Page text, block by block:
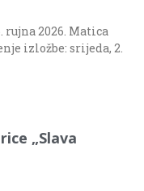
rujna 2026. Matica
izložbe: srijeda, 2.
„Slava